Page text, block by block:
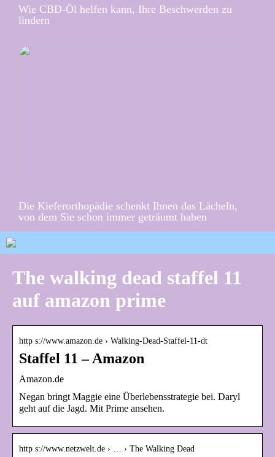
Wie CBD-Öl helfen kann, Ihre Beschwerden zu
lindern
Die Kieferorthopädie schenkt Ihnen das Lächeln,
von dem Sie schon immer geträumt haben
The walking dead staffel 11
auf amazon prime
http s://www.amazon.de › Walking-Dead-Staffel-11-dt
Staffel 11 – Amazon
Amazon.de
Negan bringt Maggie eine Überlebensstrategie bei. Daryl
geht auf die Jagd. Mit Prime ansehen.
http s://www.netzwelt.de › … › The Walking Dead